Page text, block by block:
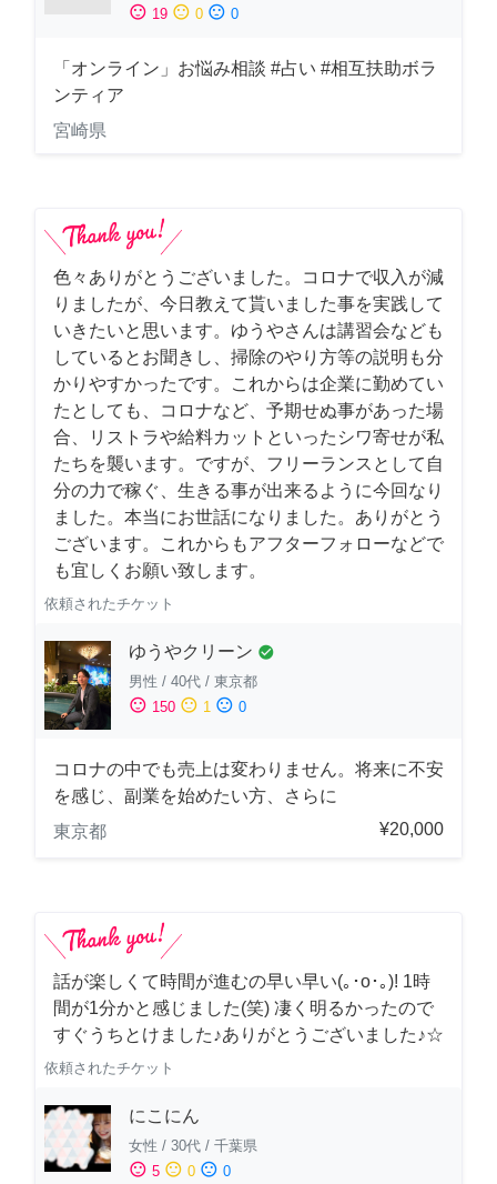
sentiment_satisfied 19 sentiment_neutral 0 sentiment_dissatisfied 0
「オンライン」お悩み相談 #占い #相互扶助ボラ
ンティア
宮崎県
色々ありがとうございました。コロナで収入が減
りましたが、今日教えて貰いました事を実践して
いきたいと思います。ゆうやさんは講習会なども
しているとお聞きし、掃除のやり方等の説明も分
かりやすかったです。これからは企業に勤めてい
たとしても、コロナなど、予期せぬ事があった場
合、リストラや給料カットといったシワ寄せが私
たちを襲います。ですが、フリーランスとして自
分の力で稼ぐ、生きる事が出来るように今回なり
ました。本当にお世話になりました。ありがとう
ございます。これからもアフターフォローなどで
も宜しくお願い致します。
依頼されたチケット
ゆうやクリーン check_circle
男性 / 40代 / 東京都
sentiment_satisfied 150 sentiment_neutral 1 sentiment_dissatisfied 0
コロナの中でも売上は変わりません。将来に不安
を感じ、副業を始めたい方、さらに
東京都
¥20,000
話が楽しくて時間が進むの早い早い(｡･о･｡)! 1時
間が1分かと感じました(笑) 凄く明るかったので
すぐうちとけました♪ありがとうございました♪☆
依頼されたチケット
にこにん
女性 / 30代 / 千葉県
sentiment_satisfied 5 sentiment_neutral 0 sentiment_dissatisfied 0